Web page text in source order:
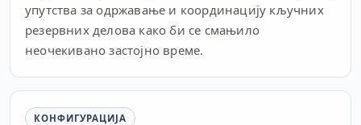
упутства за одржавање и координацију кључних
резервних делова како би се смањило
неочекивано застојно време.
КОНФИГУРАЦИЈА